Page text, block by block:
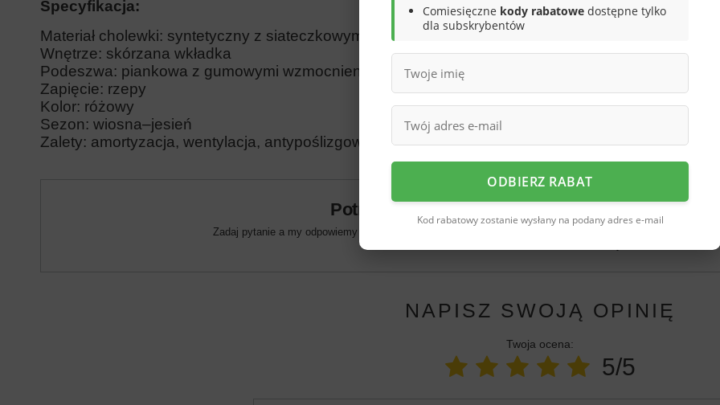
Specyfikacja:
Materiał cholewki: syntetyczny z siateczkowymi wstawkami
Wnętrze: skórzana wkładka
Podeszwa: piankowa z gumowymi wzmocnieniami
Zapięcie: rzepy
Kolor: różowy
Sezon: wiosna–jesień
Zalety: amortyzacja, wentylacja, antypoślizgowa podeszwa, lekkość
Potrzebujesz pomocy? Masz pytania?
Zadaj pytanie a my odpowiemy niezwłocznie, najciekawsze pytania i odpowiedzi publikując
Zadaj
NAPISZ SWOJĄ OPINIĘ
Twoja ocena:
5/5
Comiesięczne kody rabatowe dostępne tylko
dla subskrybentów
ODBIERZ RABAT
Kod rabatowy zostanie wysłany na podany adres e-mail